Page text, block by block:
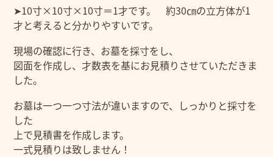
➤10寸×10寸×10寸＝1才です。 約30㎝の立方体が1
才と考えると分かりやすいです。
現場の確認に行き、お墓を採寸をし、
図面を作成し、才数表を基にお見積りさせていただきま
した。
お墓は一つ一つ寸法が違いますので、しっかりと採寸を
した
上で見積書を作成します。
一式見積りは致しません！